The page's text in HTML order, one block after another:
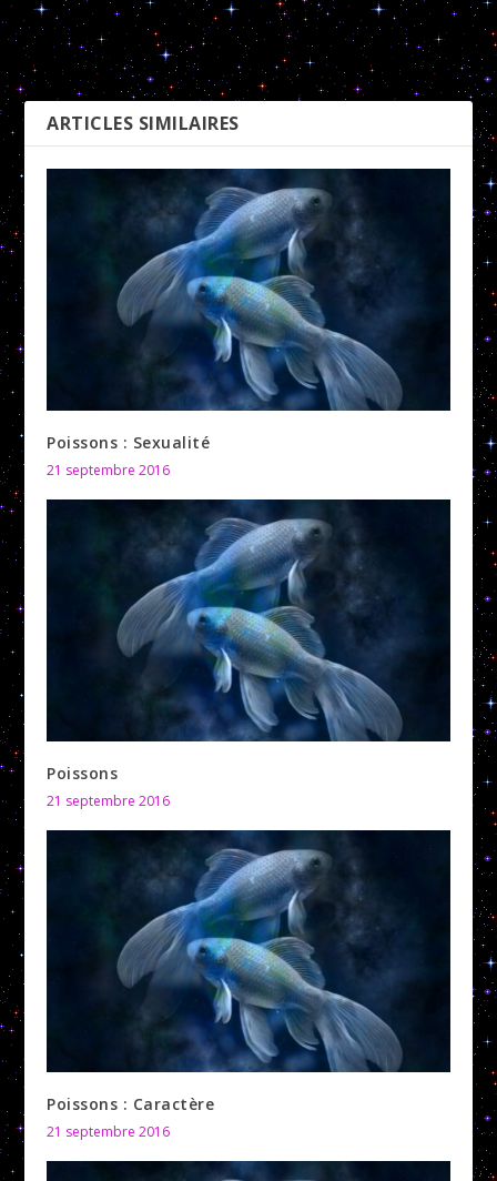
Poissons : Sexualité
PRÉCÉDENT
Poissons : Argent
SUIVANT
ARTICLES SIMILAIRES
Poissons : Sexualité
21 septembre 2016
Poissons
21 septembre 2016
Poissons : Caractère
21 septembre 2016